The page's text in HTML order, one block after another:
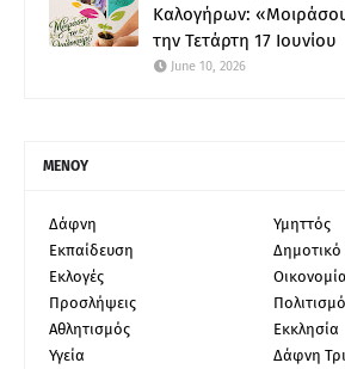
Καλογήρων:
την Τετάρτη 17 Ιουνίου
June 10, 2026
ΜΕΝΟΥ
Δάφνη
Υμηττός
Εκπαίδευση
Δημοτικό
Εκλογές
Οικονομία
Προσλήψεις
Αθλητισμός
Εκκλησία
Υγεία
Δάφνη